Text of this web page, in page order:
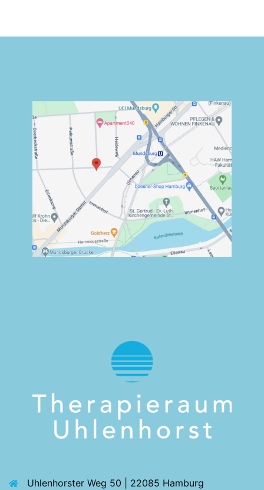
Uhlenhorster Weg 50 | 22085 Hamburg